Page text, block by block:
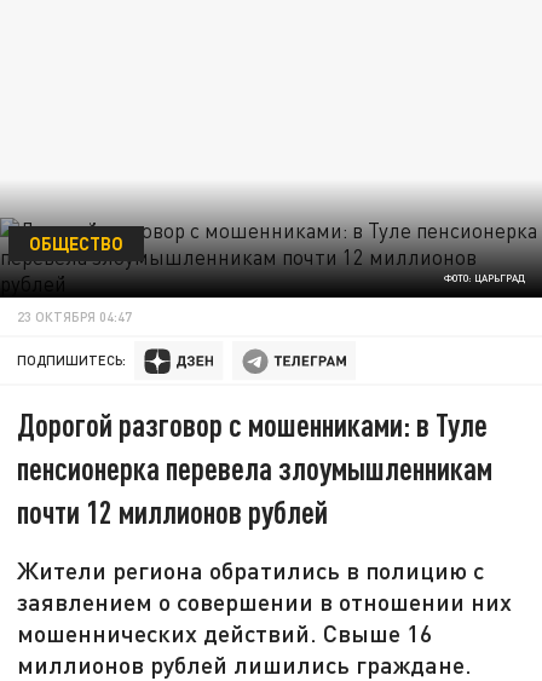
ФОТО: ЦАРЬГРАД
ОБЩЕСТВО
23 ОКТЯБРЯ 04:47
ПОДПИШИТЕСЬ:
Дорогой разговор с мошенниками: в Туле
пенсионерка перевела злоумышленникам
почти 12 миллионов рублей
Жители региона обратились в полицию с
заявлением о совершении в отношении них
мошеннических действий. Свыше 16
миллионов рублей лишились граждане.